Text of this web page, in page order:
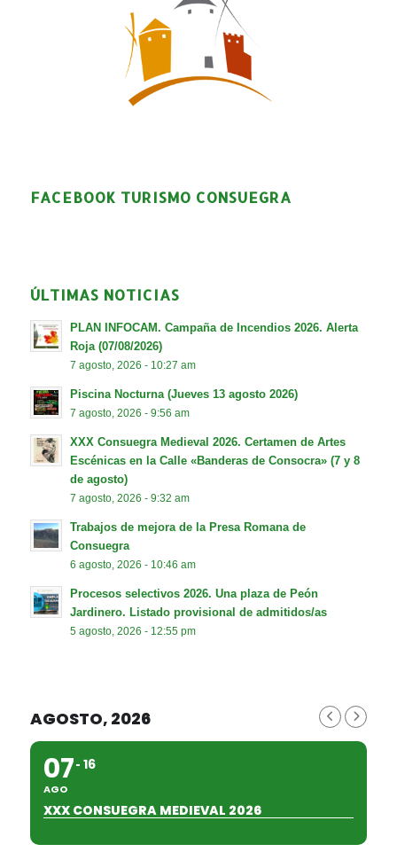
FACEBOOK TURISMO CONSUEGRA
ÚLTIMAS NOTICIAS
PLAN INFOCAM. Campaña de Incendios 2026. Alerta
Roja (07/08/2026)
7 agosto, 2026 - 10:27 am
Piscina Nocturna (Jueves 13 agosto 2026)
7 agosto, 2026 - 9:56 am
XXX Consuegra Medieval 2026. Certamen de Artes
Escénicas en la Calle «Banderas de Consocra» (7 y 8
de agosto)
7 agosto, 2026 - 9:32 am
Trabajos de mejora de la Presa Romana de
Consuegra
6 agosto, 2026 - 10:46 am
Procesos selectivos 2026. Una plaza de Peón
Jardinero. Listado provisional de admitidos/as
5 agosto, 2026 - 12:55 pm
AGOSTO, 2026
07
AGO
16
XXX CONSUEGRA MEDIEVAL 2026